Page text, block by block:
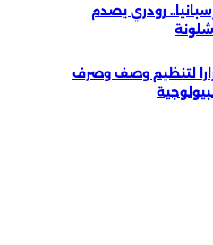
رودري يصدم
لتنظيم وصف وصرف